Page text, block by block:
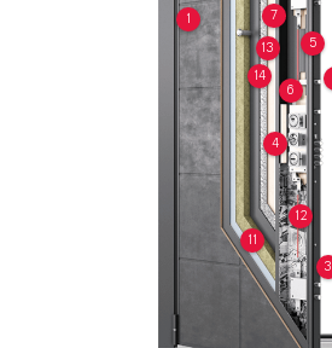
1
3
4
5
6
7
11
12
13
14